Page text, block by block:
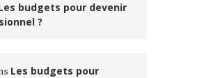
budgets pour devenir
?
Les budgets pour